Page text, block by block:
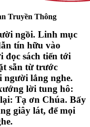
Truyền Thông
ngồi. Linh mục
tín hữu vào
sách tiến tới
sẵn từ trước
người lắng nghe.
lời tung hô:
Tạ ơn Chúa. Bấy
giây lát, để mọi